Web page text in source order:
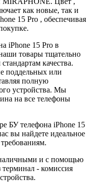
как новые, так и
15 Pro , обеспечивая
iPhone 15 Pro в
товары тщательно
качества.
поддельных или
полную
устройства. Мы
на все телефоны
БУ телефона iPhone 15
вы найдете идеальное
наличными и с помощью
- комиссия